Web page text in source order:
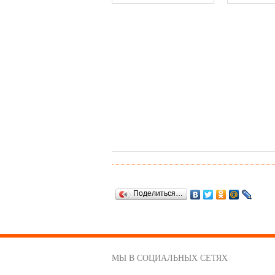
Поделиться…
МЫ В СОЦИАЛЬНЫХ СЕТЯХ